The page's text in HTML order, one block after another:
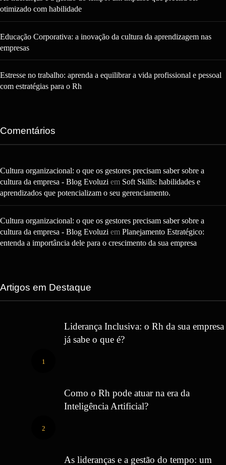
otimizado com habilidade
Educação Corporativa: a inovação da cultura da aprendizagem nas
empresas
Estresse no trabalho: aprenda a equilibrar a vida profissional e pessoal
com estratégias para o Rh
Comentários
Cultura organizacional: o que os gestores precisam saber sobre a
cultura da empresa - Blog Evoluzi em Soft Skills: habilidades e
aprendizados que potencializam o seu gerenciamento.
Cultura organizacional: o que os gestores precisam saber sobre a
cultura da empresa - Blog Evoluzi em Planejamento Estratégico:
entenda a importância dele para o crescimento da sua empresa
Artigos em Destaque
1
Liderança Inclusiva: o Rh da sua empresa
já sabe o que é?
2
Como o Rh pode atuar na era da
Inteligência Artificial?
As lideranças e a gestão do tempo: um